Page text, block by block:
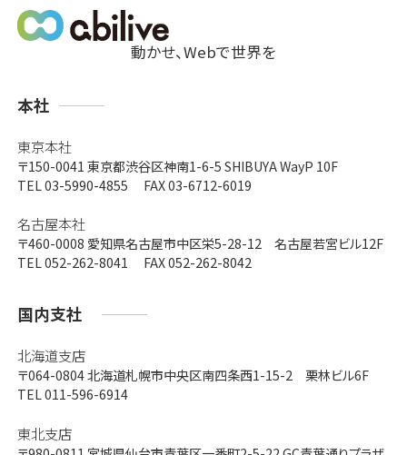
動かせ、Webで世界を
支
本社
東京本社
〒150-0041 東京都渋谷区神南1-6-5 SHIBUYA WayP 10F
TEL 03-5990-4855 FAX 03-6712-6019
名古屋本社
〒460-0008 愛知県名古屋市中区栄5-28-12 名古屋若宮ビル12F
TEL 052-262-8041 FAX 052-262-8042
国内支社
北海道支店
〒064-0804北海道札幌市中央区南四条西1-15-2 栗林ビル6F
TEL 011-596-6914
東北支店